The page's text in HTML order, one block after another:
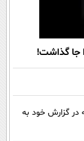
جا گذاشت!
گزارش خود به